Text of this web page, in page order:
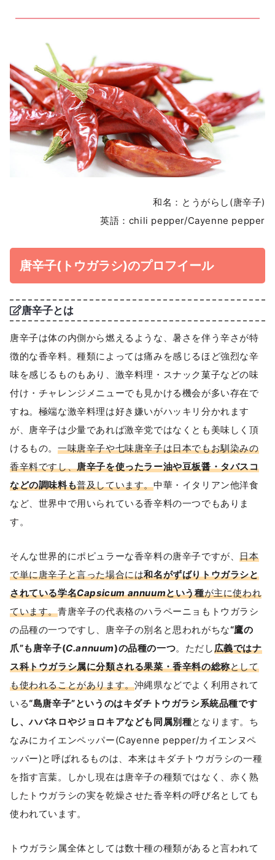
和名：とうがらし(唐辛子)
英語：chili pepper/Cayenne pepper
唐辛子(トウガラシ)のプロフイール
唐辛子とは
唐辛子は体の内側から燃えるような、暑さを伴う辛さが特
徴的な香辛料。種類によっては痛みを感じるほど強烈な辛
味を感じるものもあり、激辛料理・スナック菓子などの味
付け・チャレンジメニューでも見かける機会が多い存在で
すね。極端な激辛料理は好き嫌いがハッキリ分かれます
が、唐辛子は少量であれば激辛党ではなくとも美味しく頂
けるもの。一味唐辛子や七味唐辛子は日本でもお馴染みの
香辛料ですし、唐辛子を使ったラー油や豆板醤・タバスコ
などの調味料も普及しています。中華・イタリアン他洋食
など、世界中で用いられている香辛料の一つでもありま
す。
そんな世界的にポピュラーな香辛料の唐辛子ですが、日本
で単に唐辛子と言った場合には和名がずばりトウガラシと
されている学名Capsicum annuumという種が主に使われ
ています。青唐辛子の代表格のハラペーニョもトウガラシ
の品種の一つですし、唐辛子の別名と思われがちな“鷹の
爪”も唐辛子(C.annuum)の品種の一つ。ただし広義ではナ
ス科トウガラシ属に分類される果菜・香辛料の総称として
も使われることがあります。沖縄県などでよく利用されて
いる“島唐辛子”というのはキダチトウガラシ系統品種です
し、ハバネロやジョロキアなども同属別種となります。ち
なみにカイエンペッパー(Cayenne pepper/カイエンヌペ
ッパー)と呼ばれるものは、本来はキダチトウガラシの一種
を指す言葉。しかし現在は唐辛子の種類ではなく、赤く熟
したトウガラシの実を乾燥させた香辛料の呼び名としても
使われています。
トウガラシ属全体としては数十種の種類があると言われて